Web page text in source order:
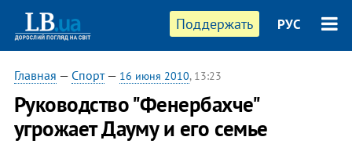
Поддержать РУС
Главная — Спорт— 16 июня 2010, 13:23
Руководство "Фенербахче"
угрожает Дауму и его семье